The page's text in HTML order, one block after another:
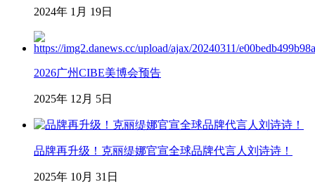
2024年 1月 19日
2026广州CIBE美博会预告
2025年 12月 5日
品牌再升级！克丽缇娜官宣全球品牌代言人刘诗诗！
2025年 10月 31日